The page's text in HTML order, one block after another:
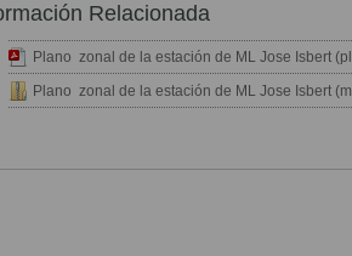
Relacionada
Plano zonal de la estación de ML Jose Isbert
Plano zonal de la estación de ML Jose Isbert